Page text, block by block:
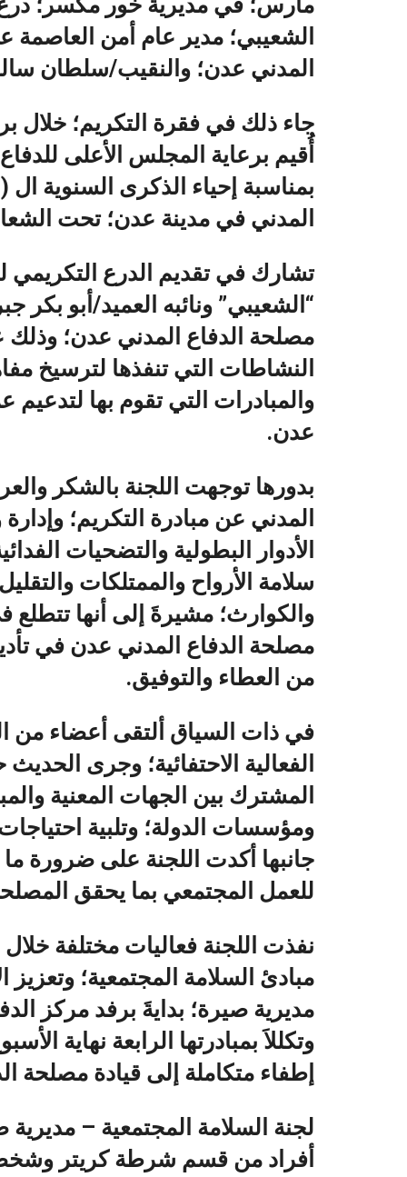
الشعيبي؛ مدير عام أمن
المدني عدن؛ والنقيب/سلطان
جاء ذلك في فقرة التكريم؛ خلال
أُقيم برعاية المجلس الأعلى
المدني في مدينة عدن؛ تحت
تشارك في تقديم الدرع التكريمي
“الشعيبي” ونائبه العميد/أبو
مصلحة الدفاع المدني عدن؛
النشاطات التي تنفذها لترسيخ
والمبادرات التي تقوم بها
عدن.
بدورها توجهت اللجنة بالشكر
المدني عن مبادرة التكريم؛
الأدوار البطولية والتضحيات
سلامة الأرواح والممتلكات
والكوارث؛ مشيرةَ إلى أنها تتطلع
مصلحة الدفاع المدني عدن في
من العطاء والتوفيق.
في ذات السياق ألتقى أعضاء من
الفعالية الاحتفائية؛ وجرى
المشترك بين الجهات المعنية
ومؤسسات الدولة؛ وتلبية
جانبها أكدت اللجنة على ضرورة
للعمل المجتمعي بما يحقق
نفذت اللجنة فعاليات مختلفة
مبادئ السلامة المجتمعية؛
مديرية صيرة؛ بدايةَ برفد مركز
وتكللاَ بمبادرتها الرابعة نهاية
إطفاء متكاملة إلى قيادة مصلحة
لجنة السلامة المجتمعية –
أفراد من قسم شرطة كريتر